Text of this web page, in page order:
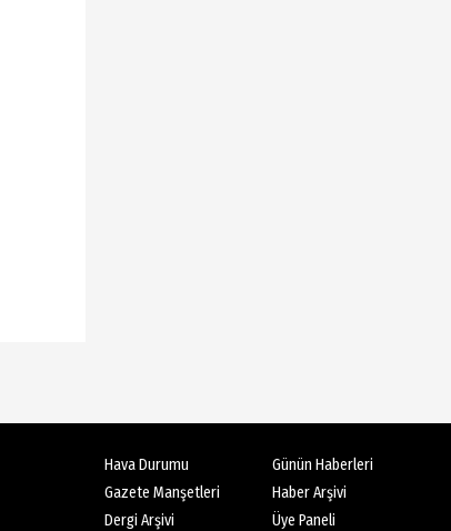
Kurtarıcı sizsiniz!
Aytekin Manici
Hava Durumu
Günün Haberleri
Gazete Manşetleri
Haber Arşivi
Dergi Arşivi
Üye Paneli